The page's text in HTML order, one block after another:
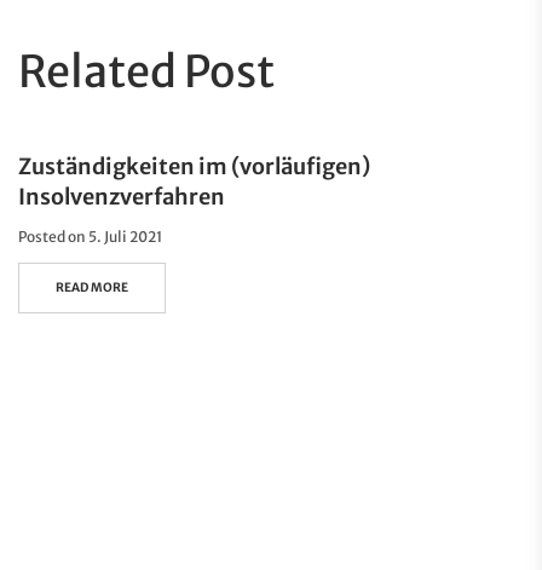
Related Post
Zuständigkeiten im (vorläufigen)
Insolvenzverfahren
Posted on 5. Juli 2021
READ MORE